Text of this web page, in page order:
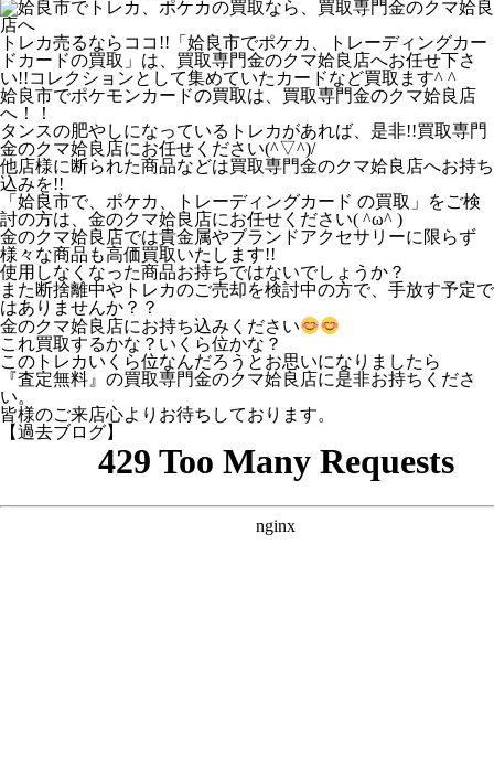
トレカ売るならココ!!「姶良市でポケカ、トレーディングカー
ドカードの買取」は、買取専門金のクマ姶良店へお任せ下さ
い!!コレクションとして集めていたカードなど買取ます^ ^
姶良市でポケモンカードの買取は、買取専門金のクマ姶良店
へ！！
タンスの肥やしになっているトレカがあれば、是非!!買取専門
金のクマ姶良店にお任せください(^▽^)/
他店様に断られた商品などは買取専門金のクマ姶良店へお持ち
込みを!!
「姶良市で、ポケカ、トレーディングカード の買取」をご検
討の方は、金のクマ姶良店にお任せください( ^ω^ )
金のクマ姶良店では貴金属やブランドアクセサリーに限らず
様々な商品も高価買取いたします!!
使用しなくなった商品お持ちではないでしょうか？
また断捨離中やトレカのご売却を検討中の方で、手放す予定で
はありませんか？？
金のクマ姶良店にお持ち込みください
これ買取するかな？いくら位かな？
このトレカいくら位なんだろうとお思いになりましたら
『査定無料』の買取専門金のクマ姶良店に是非お持ちくださ
い。
皆様のご来店心よりお待ちしております。
【過去ブログ】